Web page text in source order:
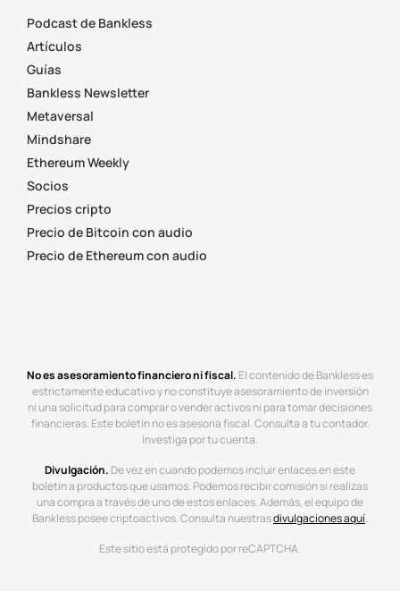
Podcast de Bankless
Artículos
Guías
Bankless Newsletter
Metaversal
Mindshare
Ethereum Weekly
Socios
Precios cripto
Precio de Bitcoin con audio
Precio de Ethereum con audio
No es asesoramiento financiero ni fiscal. El contenido de Bankless es
estrictamente educativo y no constituye asesoramiento de inversión
ni una solicitud para comprar o vender activos ni para tomar decisiones
financieras. Este boletín no es asesoría fiscal. Consulta a tu contador.
Investiga por tu cuenta.
Divulgación. De vez en cuando podemos incluir enlaces en este
boletín a productos que usamos. Podemos recibir comisión si realizas
una compra a través de uno de estos enlaces. Además, el equipo de
Bankless posee criptoactivos. Consulta nuestrasdivulgaciones aquí.
Este sitio está protegido por reCAPTCHA.